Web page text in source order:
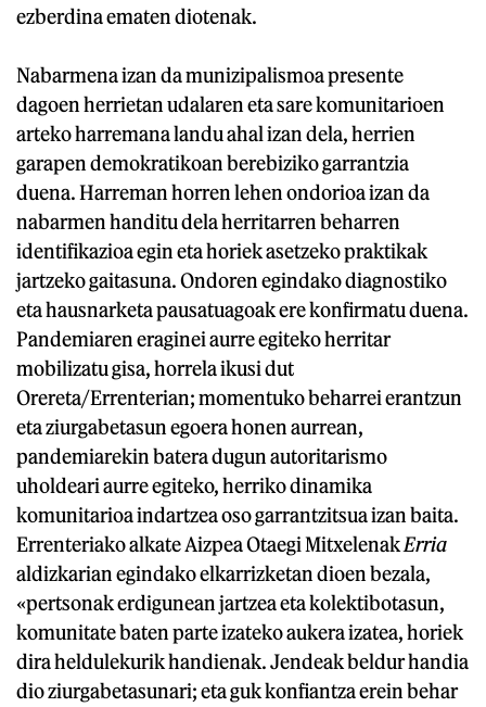
ezberdina ematen diotenak.
Nabarmena izan da munizipalismoa presente
dagoen herrietan udalaren eta sare komunitarioen
arteko harremana landu ahal izan dela, herrien
garapen demokratikoan berebiziko garrantzia
duena. Harreman horren lehen ondorioa izan da
nabarmen handitu dela herritarren beharren
identifikazioa egin eta horiek asetzeko praktikak
jartzeko gaitasuna. Ondoren egindako diagnostiko
eta hausnarketa pausatuagoak ere konfirmatu duena.
Pandemiaren eraginei aurre egiteko herritar
mobilizatu gisa, horrela ikusi dut
Orereta/Errenterian; momentuko beharrei erantzun
eta ziurgabetasun egoera honen aurrean,
pandemiarekin batera dugun autoritarismo
uholdeari aurre egiteko, herriko dinamika
komunitarioa indartzea oso garrantzitsua izan baita.
Errenteriako alkate Aizpea Otaegi MitxelenakErria
aldizkarian egindako elkarrizketan dioen bezala,
«pertsonak erdigunean jartzea eta kolektibotasun,
komunitate baten parte izateko aukera izatea, horiek
dira heldulekurik handienak. Jendeak beldur handia
dio ziurgabetasunari; eta guk konfiantza erein behar